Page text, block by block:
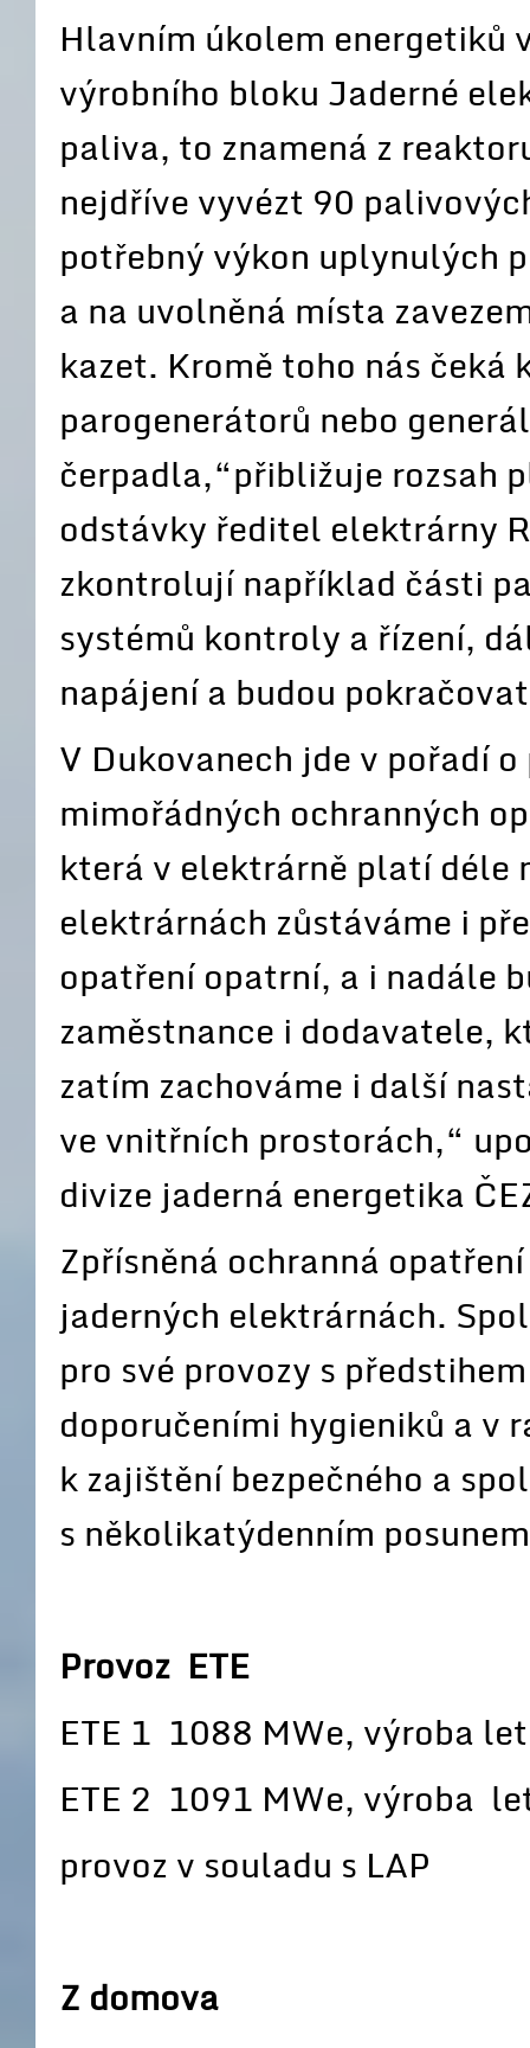
Hlavním úkolem energetiků
výrobního bloku Jaderné
paliva, to znamená z
nejdříve vyvézt 90
potřebný výkon uplynulých
a na uvolněná místa
kazet. Kromě toho nás
parogenerátorů nebo
čerpadla,“přibližuje rozsah
odstávky ředitel elektrárny
zkontrolují například části
systémů kontroly a řízení,
napájení a budou
V Dukovanech jde v pořadí
mimořádných ochranných
která v elektrárně platí déle
elektrárnách zůstáváme i
opatření opatrní, a i nadále
zaměstnance i dodavatele,
zatím zachováme i další
ve vnitřních prostorách,“
divize jaderná energetika
Zpřísněná ochranná
jaderných elektrárnách.
pro své provozy s
doporučeními hygieniků a v
k zajištění bezpečného a
s několikatýdenním
Provoz ETE
ETE 1 1088 MWe, výroba
ETE 2 1091 MWe, výroba
provoz v souladu s LAP
Z domova